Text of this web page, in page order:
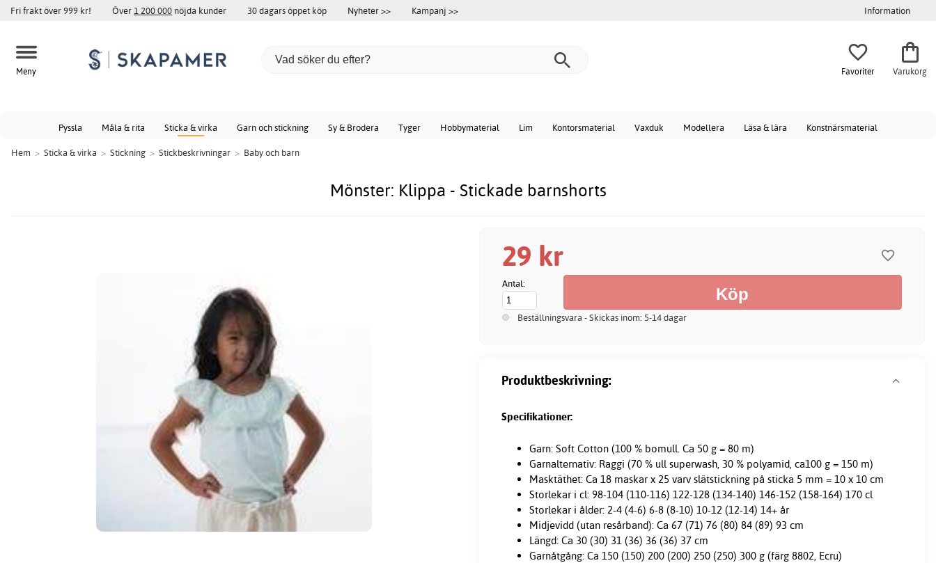
Fri frakt över 999 kr! Över1 200 000 nöjda kunder 30 dagars öppet köp Nyheter >> Kampanj >> Information
Meny Favoriter Varukorg
Pyssla Måla & rita Sticka & virka Garn och stickning Sy & Brodera Tyger Hobbymaterial Lim Kontorsmaterial Vaxduk Modellera Läsa & lära Konstnärsmaterial
Hem > Sticka & virka > Stickning > Stickbeskrivningar > Baby och barn
Mönster: Klippa - Stickade barnshorts
29 kr
Antal:
Beställningsvara - Skickas inom: 5-14 dagar
Produktbeskrivning:
Specifikationer:
Garn: Soft Cotton (100 % bomull. Ca 50 g = 80 m)
Garnalternativ: Raggi (70 % ull superwash, 30 % polyamid, ca100 g = 150 m)
Masktäthet: Ca 18 maskar x 25 varv slätstickning på sticka 5 mm = 10 x 10 cm
Storlekar i cl: 98-104 (110-116) 122-128 (134-140) 146-152 (158-164) 170 cl
Storlekar i ålder: 2-4 (4-6) 6-8 (8-10) 10-12 (12-14) 14+ år
Midjevidd (utan resårband): Ca 67 (71) 76 (80) 84 (89) 93 cm
Längd: Ca 30 (30) 31 (36) 36 (36) 37 cm
Garnåtgång: Ca 150 (150) 200 (200) 250 (250) 300 g (färg 8802, Ecru)